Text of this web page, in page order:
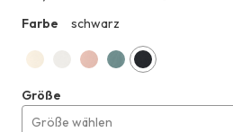
45,99 €
Farbe
schwarz
Größe
Größe wählen